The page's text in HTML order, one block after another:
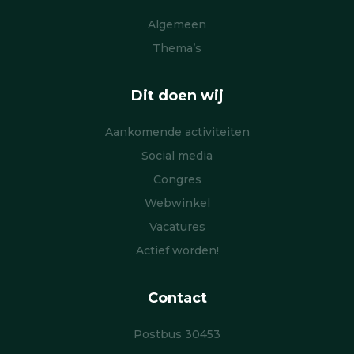
Algemeen
Thema’s
Dit doen wij
Aankomende activiteiten
Social media
Congres
Webwinkel
Vacatures
Actief worden!
Contact
Postbus 30453